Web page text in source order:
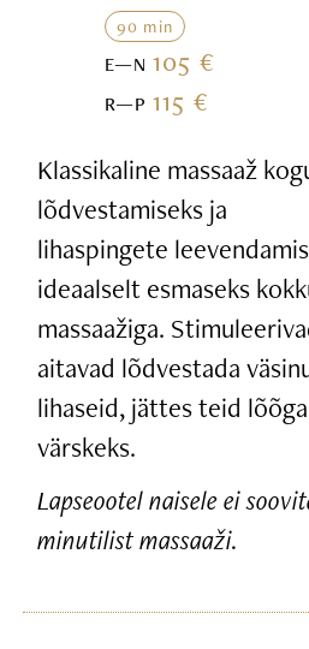
90 min
E—N105 €
R—P115 €
Klassikaline massaaž
lõdvestamiseks ja
lihaspingete
ideaalselt esmaseks
massaažiga.
aitavad lõdvestada
lihaseid, jättes teid
värskeks.
Lapseootel naisele ei
minutilist massaaži.